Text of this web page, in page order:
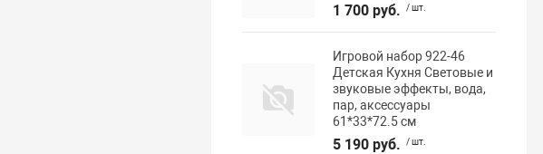
1 700 руб. / шт.
Игровой набор 922-46
Детская Кухня Световые и
звуковые эффекты, вода,
пар, аксессуары
61*33*72.5 см
5 190 руб. / шт.